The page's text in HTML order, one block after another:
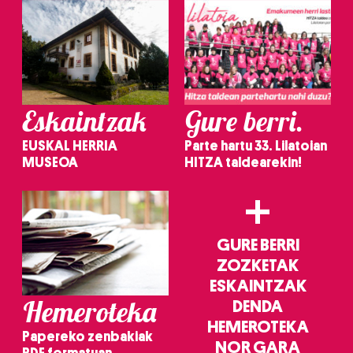
Eskaintzak
EUSKAL HERRIA
MUSEOA
Gure berri.
Parte hartu 33. Lilatoian
HITZA taldearekin!
Hemeroteka
Papereko zenbakiak
+
GURE BERRI
ZOZKETAK
ESKAINTZAK
DENDA
HEMEROTEKA
NOR GARA